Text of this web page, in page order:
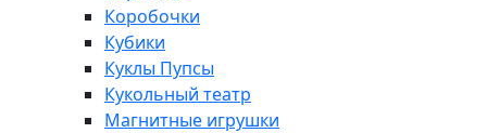
Коробочки
Кубики
Куклы Пупсы
Кукольный театр
Магнитные игрушки